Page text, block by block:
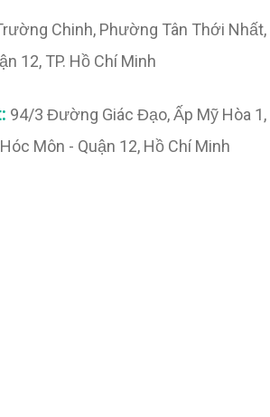
Chinh, Phường Tân Thới Nhất,
12, TP. Hồ Chí Minh
94/3 Đường Giác Đạo, Ấp Mỹ Hòa 1,
Môn - Quận 12, Hồ Chí Minh